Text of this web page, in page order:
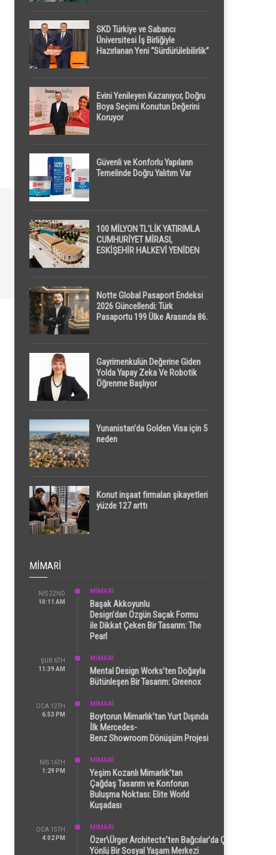
SKD Türkiye ve Sabancı
Üniversitesi İş Birliğiyle
Hazırlanan Yeni “Sürdürülebilirlik”
Evini Yenileyen Kazanıyor, Doğru
Boya Seçimi Konutun Değerini
Koruyor
Güvenli ve Konforlu Yapıların
Temelinde Doğru Yalıtım Var
100 MİLYON TL’LİK YATIRIMLA
CUMHURİYET MİRASI,
ESKİŞEHİR HALKEVİ YENİDEN
Notte Global Pasaport Endeksi
2026 Güncellendi: Türk
Pasaportu 199 Ülke Arasında 86.
Gayrimenkulün Değerine Giden
Yolda Yapay Zeka Ve Robotik
Öğrenme Başlıyor
Yunanistan’da Golden Visa için 5
neden
Konut inşaat firmaları şikayetleri
yüzde 127 arttı
MIMARI
NIS 22ND
10:11 AM
MİMARİ
Başak Akkoyunlu
Design’dan Özgün Saçak Formu
ile Dikkat Çeken Bir Tasarım: The
Pearl
ŞUB 6TH
11:39 AM
MİMARİ
Mental Design Works’ten Doğayla
Bütünleşen Bir Tasarım: Greenox
OCA 12TH
6:53 PM
MİMARİ
Boytorun Mimarlık’tan Yurt Dışında
İlk Mercedes-
Benz Showroom Dönüşüm Projesi
NIS 16TH
1:29 PM
MİMARİ
Yeşim Kozanlı Mimarlık’tan
Çağdaş Tasarım ve Konforun
Buluşma Noktası: Elite World
Kuşadası
OCA 15TH
4:02 PM
MİMARİ
Özer\Ürger Architects’ten Bağcılar’da Çok
Yönlü Bir Sosyal Yaşam Merkezi